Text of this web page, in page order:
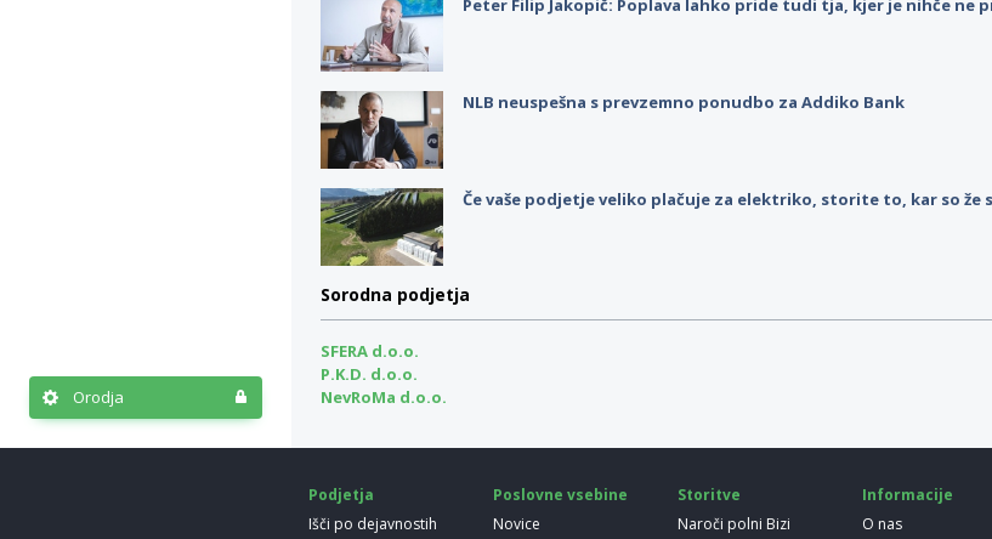
Orodja
Peter Filip Jakopič: Poplava lahko pride tudi tja, kjer je nihče ne
NLB neuspešna s prevzemno ponudbo za Addiko Bank
Če vaše podjetje veliko plačuje za elektriko, storite to, kar so
Sorodna podjetja
SFERA d.o.o.
P.K.D. d.o.o.
NevRoMa d.o.o.
Podjetja
Išči po dejavnostih
Poslovne vsebine
Novice
Storitve
Naroči polni Bizi
Informacije
O nas